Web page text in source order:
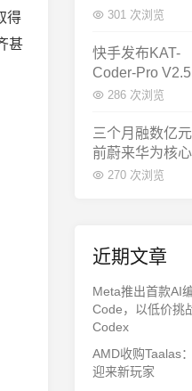
得
甚
幕：多项重磅成
球AI合作新中心
301 次浏览
快手发布KAT-
Coder-Pro
首个能端到端跑
编程模型
286 次浏览
三个月融数亿元
前蔚来华为核
员联手创立日冕
270 次浏览
近期文章
Meta推出首款AI
Code，以低价挑
Codex
AMD收购Taalas
迎来新玩家